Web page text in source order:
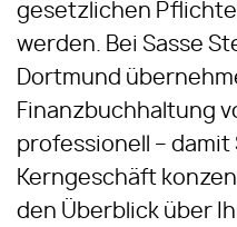
gesetzlichen
werden. Bei Sasse
Dortmund
Finanzbuchhaltung
professionell – damit
Kerngeschäft
den Überblick über